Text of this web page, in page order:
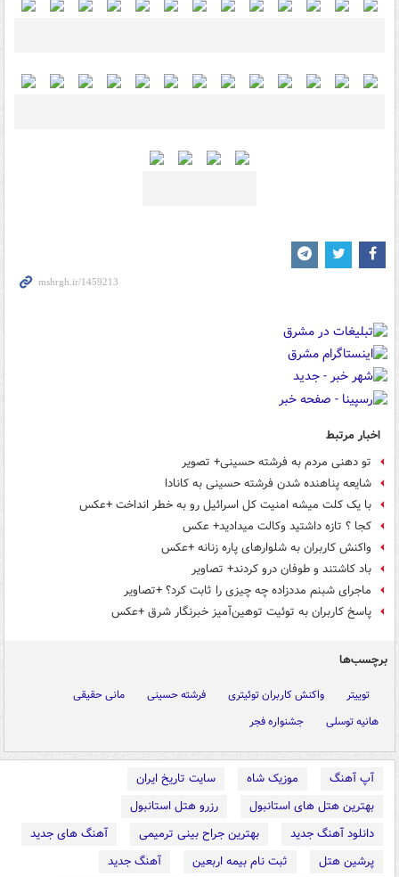
اخبار مرتبط
تو دهنی مردم به فرشته حسینی+ تصویر
شایعه پناهنده شدن فرشته حسینی به کانادا
با یک کلت میشه امنیت کل اسرائیل رو به خطر انداخت +عکس
کجا ؟ تازه داشتید وکالت میدادید+ عکس
واکنش کاربران به شلوارهای پاره زنانه +عکس
باد کاشتند و طوفان درو کردند+ تصاویر
ماجرای شبنم مددزاده چه چیزی را ثابت کرد؟ +تصاویر
پاسخ کاربران به توئیت توهین‌آمیز خبرنگار شرق +عکس
برچسب‌ها
توییتر واکنش کاربران توئیتری فرشته حسینی
مانی حقیقی
هانیه توسلی
جشنواره فجر
آپ آهنگ موزیک شاه
سایت تاریخ ایران
بهترین هتل های استانبول
رزرو هتل استانبول
دانلود آهنگ جدید
بهترین جراح بینی ترمیمی
آهنگ های جدید
پرشین هتل
ثبت نام بیمه اربعین
آهنگ جدید